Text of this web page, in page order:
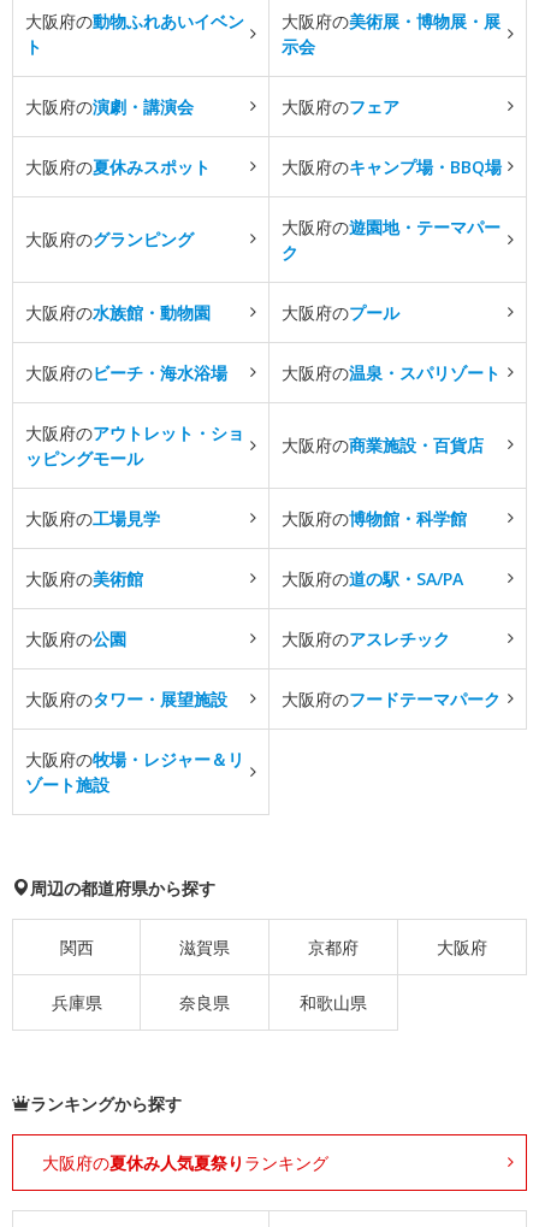
大阪府の動物ふれあいイベン
ト
大阪府の美術展・博物展・展
示会
大阪府の演劇・講演会 大阪府のフェア
大阪府の夏休みスポット 大阪府のキャンプ場・BBQ場
大阪府のグランピング
大阪府の遊園地・テーマパー
ク
大阪府の水族館・動物園 大阪府のプール
大阪府のビーチ・海水浴場 大阪府の温泉・スパリゾート
大阪府のアウトレット・ショ
ッピングモール
大阪府の商業施設・百貨店
大阪府の工場見学 大阪府の博物館・科学館
大阪府の美術館 大阪府の道の駅・SA/PA
大阪府の公園 大阪府のアスレチック
大阪府のタワー・展望施設 大阪府のフードテーマパーク
大阪府の牧場・レジャー＆リ
ゾート施設
周辺の都道府県から探す
関西 滋賀県 京都府 大阪府
兵庫県 奈良県 和歌山県
ランキングから探す
大阪府の夏休み人気夏祭り ランキング